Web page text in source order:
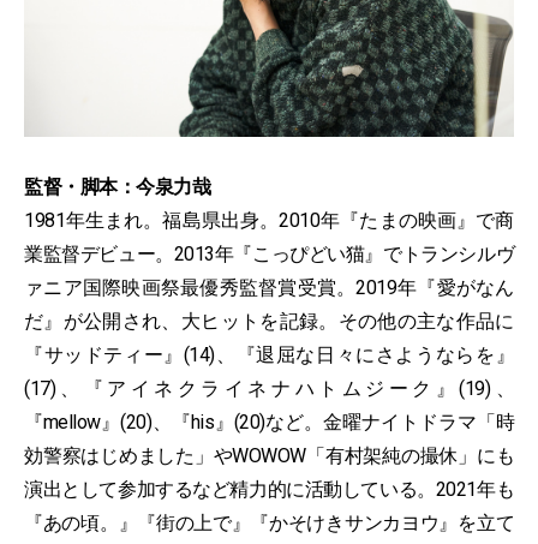
監督・脚本：今泉力哉
1981年生まれ。福島県出身。2010年『たまの映画』で商
業監督デビュー。2013年『こっぴどい猫』でトランシルヴ
ァニア国際映画祭最優秀監督賞受賞。2019年『愛がなん
だ』が公開され、大ヒットを記録。その他の主な作品に
『サッドティー』(14)、『退屈な日々にさようならを』
(17)、『アイネクライネナハトムジーク』(19)、
『mellow』(20)、『his』(20)など。金曜ナイトドラマ「時
効警察はじめました」やWOWOW「有村架純の撮休」にも
演出として参加するなど精力的に活動している。2021年も
『あの頃。』『街の上で』『かそけきサンカヨウ』を立て